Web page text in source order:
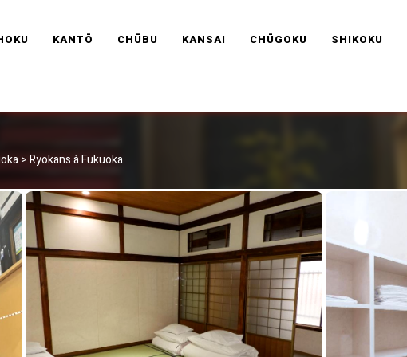
FRANCE
KANTŌ CHŪBU KANSAI CHŪGOKU SHIKOKU
>Ryokans à Fukuoka